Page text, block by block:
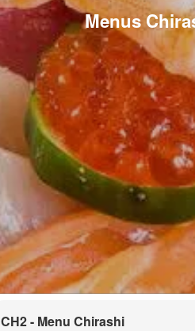
Menus
CH2 - Menu Chirashi